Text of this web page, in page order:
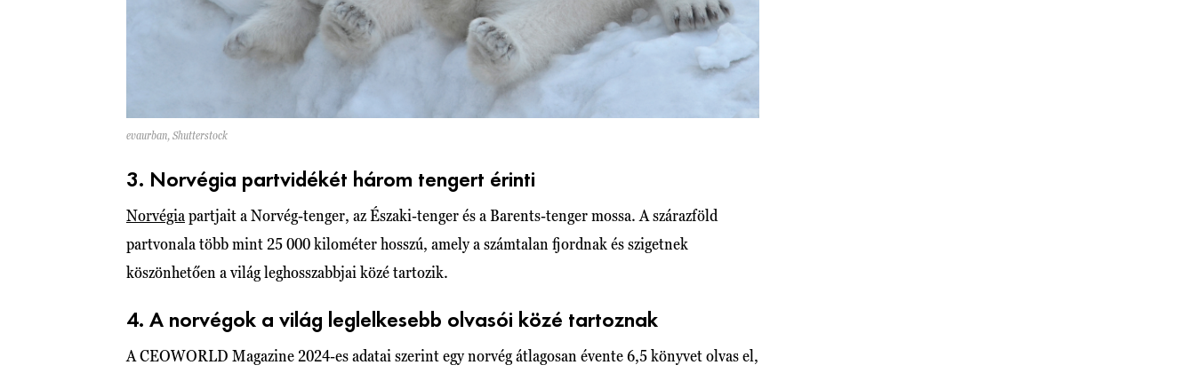
evaurban, Shutterstock
3. Norvégia partvidékét három tengert érinti
Norvégia partjait a Norvég-tenger, az Északi-tenger és a Barents-tenger mossa. A szárazföld
partvonala több mint 25 000 kilométer hosszú, amely a számtalan fjordnak és szigetnek
köszönhetően a világ leghosszabbjai közé tartozik.
4. A norvégok a világ leglelkesebb olvasói közé tartoznak
A CEOWORLD Magazine 2024-es adatai szerint egy norvég átlagosan évente 6,5 könyvet olvas el,